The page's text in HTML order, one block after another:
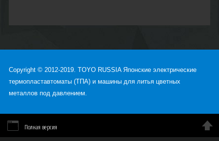
Copyright © 2012-2019. TOYO RUSSIA Японские электрические
термопластавтоматы (ТПА) и машины для литья цветных
металлов под давлением.
Полная версия